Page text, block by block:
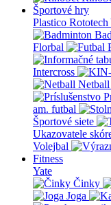
Športové hry
Plastico Rototech
Florbal
Intercross
Netball
am. futbal
Športové siete
Ukazovatele
Volejbal
Fitness
Yate
Činky
Joga